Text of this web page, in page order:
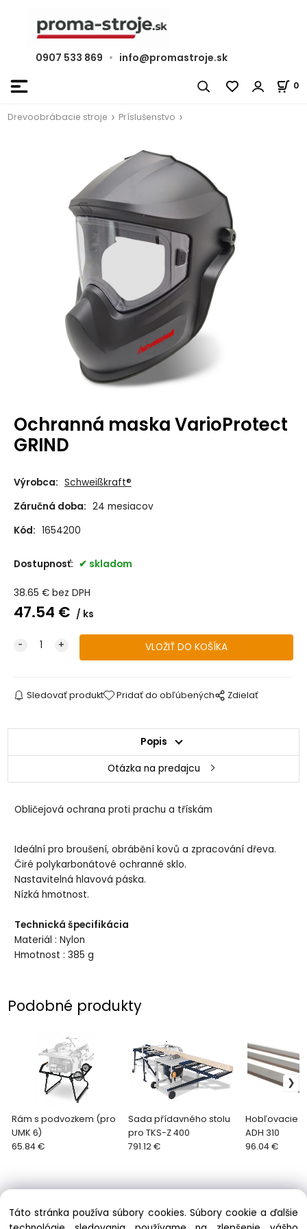
0907 533 869 • info@promastroje.sk
0
Drevoobrábacie stroje Príslušenstvo
Ochranná maska VarioProtect
GRIND
Výrobca: Schweißkraft®
Záručná doba: 24 mesiacov
Kód: 1654200
Dostupnosť: skladom
38.65 € bez DPH
47.54 € ks
Sledovať produkt Pridať do obľúbených Zdielať
Popis
Otázka na predajcu
Obličejová ochrana proti prachu a třískám
Ideální pro broušení, obrábění kovů a zpracování dřeva.
Čiré polykarbonátové ochranné sklo.
Nastavitelná hlavová páska.
Nízká hmotnost.
Technická špecifikácia
Materiál : Nylon
Hmotnost : 385 g
Podobné produkty
Rám s podvozkem (pro
UMK 6)
65.84 €
Sada přídavného stolu
pro TKS-Z 400
791.12 €
Hobľovacie
ADH 310
96.04 €
Táto stránka používa súbory cookies. Súbory cookie a ďalšie